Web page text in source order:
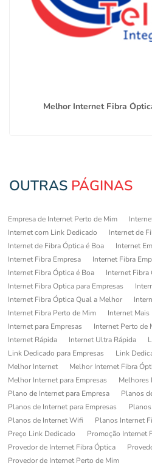
Melhor Internet Fibra
OUTRAS PÁGINAS
Empresa de Internet Perto de Mim
Internet com Link Dedicado
Internet de
Internet de Fibra Óptica é Boa
Internet
Internet Fibra Empresa
Internet Fibra
Internet Fibra Óptica é Boa
Internet Fibra
Internet Fibra Optica para Empresas
Internet Fibra Óptica Qual a Melhor
Internet Fibra Perto de Mim
Internet Mais
Internet para Empresas
Internet Perto de
Internet Rápida
Internet Ultra Rápida
Link Dedicado para Empresas
Link
Melhor Internet
Melhor Internet Fibra
Melhor Internet para Empresas
Melhores
Plano de Internet para Empresa
Planos
Planos de Internet para Empresas
Planos de Internet Wifi
Planos Internet
Preço Link Dedicado
Promoção Internet
Provedor de Internet Fibra Óptica
Provedor de Internet Perto de Mim